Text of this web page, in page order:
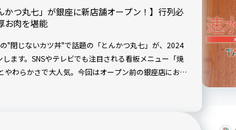
かつ丸七」が銀座に新店舗オープン！】行列必
お肉を堪能
"閉じないカツ丼"で話題の「とんかつ丸七」が、2024
ます。SNSやテレビでも注目される看板メニュー「焼
やわらかさで大人気。今回はオープン前の銀座店にお邪